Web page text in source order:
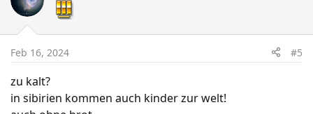
Feb 16, 2024 #5
zu kalt?
in sibirien kommen auch kinder zur welt!